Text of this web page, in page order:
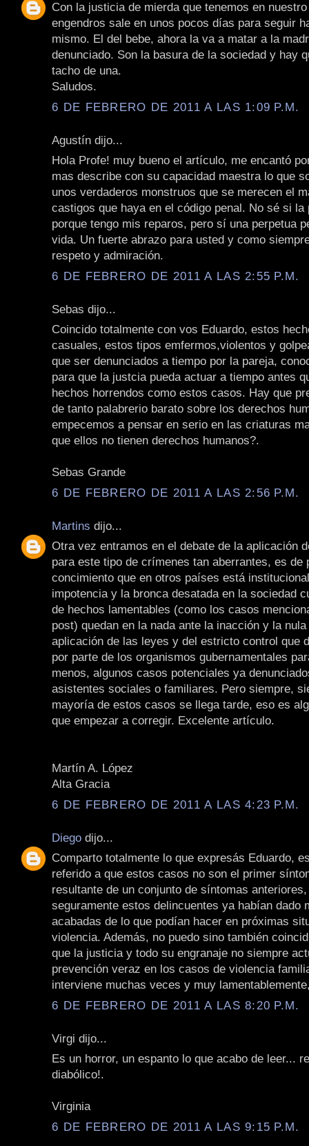
Con la justicia de mierda que tenemos en
engendros sale en unos pocos días para seguir
mismo. El del bebe, ahora la va a matar a la
denunciado. Son la basura de la sociedad y hay
tacho de una.
Saludos.
6 DE FEBRERO DE 2011 A LAS 1:09 P.M.
Agustín dijo...
Hola Profe! muy bueno el artículo, me encantó
mas describe con su capacidad maestra lo que
unos verdaderos monstruos que se merecen el
castigos que haya en el código penal. No sé si la
porque tengo mis reparos, pero sí una perpetua
vida. Un fuerte abrazo para usted y como
respeto y admiración.
6 DE FEBRERO DE 2011 A LAS 2:55 P.M.
Sebas dijo...
Coincido totalmente con vos Eduardo, estos
casuales, estos tipos emfermos,violentos y
que ser denunciados a tiempo por la pareja,
para que la justcia pueda actuar a tiempo antes
hechos horrendos como estos casos. Hay que
de tanto palabrerio barato sobre los derechos
empecemos a pensar en serio en las criaturas
que ellos no tienen derechos humanos?.
Sebas Grande
6 DE FEBRERO DE 2011 A LAS 2:56 P.M.
Martins dijo...
Otra vez entramos en el debate de la aplicación
para este tipo de crímenes tan aberrantes, es de
concimiento que en otros países está
impotencia y la bronca desatada en la sociedad
de hechos lamentables (como los casos
post) quedan en la nada ante la inacción y la
aplicación de las leyes y del estricto control que
por parte de los organismos gubernamentales
menos, algunos casos potenciales ya
asistentes sociales o familiares. Pero siempre,
mayoría de estos casos se llega tarde, eso es
que empezar a corregir. Excelente artículo.
Martín A. López
Alta Gracia
6 DE FEBRERO DE 2011 A LAS 4:23 P.M.
Diego dijo...
Comparto totalmente lo que expresás Eduardo,
referido a que estos casos no son el primer
resultante de un conjunto de síntomas
seguramente estos delincuentes ya habían dado
acabadas de lo que podían hacer en próximas
violencia. Además, no puedo sino también
que la justicia y todo su engranaje no siempre
prevención veraz en los casos de violencia
interviene muchas veces y muy
6 DE FEBRERO DE 2011 A LAS 8:20 P.M.
Virgi dijo...
Es un horror, un espanto lo que acabo de leer...
diabólico!.
Virginia
6 DE FEBRERO DE 2011 A LAS 9:15 P.M.